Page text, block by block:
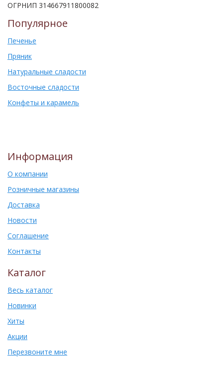
ОГРНИП 314667911800082
Популярное
Печенье
Пряник
Натуральные сладости
Восточные сладости
Конфеты и карамель
Информация
О компании
Розничные магазины
Доставка
Новости
Соглашение
Контакты
Каталог
Весь каталог
Новинки
Хиты
Акции
Перезвоните мне